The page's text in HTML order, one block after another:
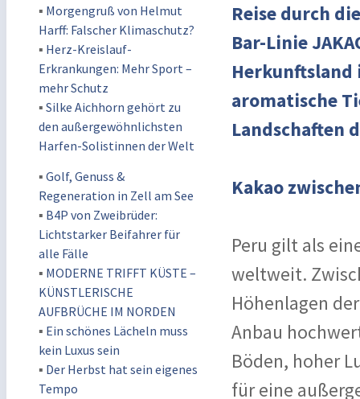
▪ Morgengruß von Helmut
Harff: Falscher Klimaschutz?
▪ Herz-Kreislauf-
Erkrankungen: Mehr Sport –
mehr Schutz
▪ Silke Aichhorn gehört zu
den außergewöhnlichsten
Harfen-Solistinnen der Welt
▪ Golf, Genuss &
Regeneration in Zell am See
▪ B4P von Zweibrüder:
Lichtstarker Beifahrer für
alle Fälle
▪ MODERNE TRIFFT KÜSTE –
KÜNSTLERISCHE
AUFBRÜCHE IM NORDEN
▪ Ein schönes Lächeln muss
kein Luxus sein
▪ Der Herbst hat sein eigenes
Tempo
Reise durch
Bar-Linie
Herkunftsland
aromatische
Landschaften
Kakao
Peru gilt als
weltweit.
Höhenlagen
Anbau
Böden, hoher
für eine